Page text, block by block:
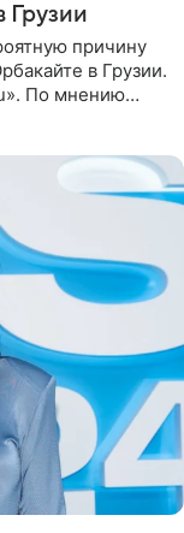
Грузии
причину
в Грузии.
По мнению